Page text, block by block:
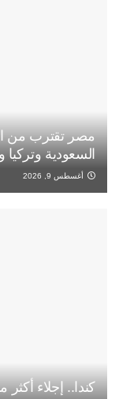
مصر تقترب من
السعودية وتركيا
أغسطس 9, 2026